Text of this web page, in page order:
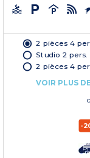
2 pièces 4
Studio 2 pers.
2 pièces 4
VOIR PLUS
-